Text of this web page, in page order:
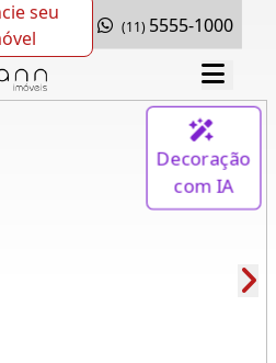
seu
(11) 5555-1000
Decoração
com IA